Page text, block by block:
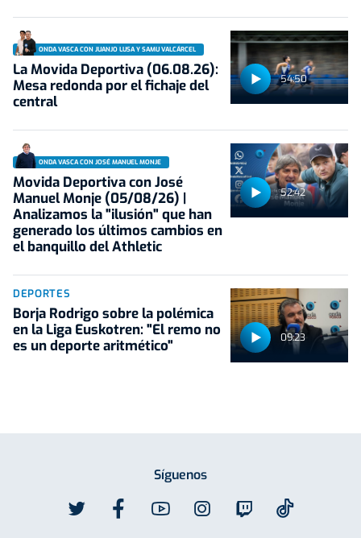
54:50
ONDA VASCA CON JUANJO LUSA Y SAMU VALCÁRCEL
La Movida Deportiva (06.08.26):
Mesa redonda por el fichaje del
central
52:42
ONDA VASCA CON JOSÉ MANUEL MONJE
Movida Deportiva con José
Manuel Monje (05/08/26) |
Analizamos la "ilusión" que han
generado los últimos cambios en
el banquillo del Athletic
09:23
DEPORTES
Borja Rodrigo sobre la polémica
en la Liga Euskotren: "El remo no
es un deporte aritmético"
Síguenos